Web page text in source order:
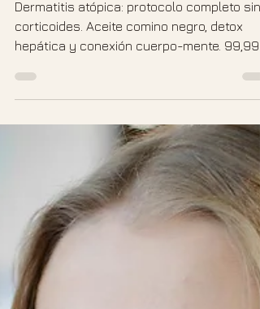
completo para calmar brotes
Dermatitis atópica: protocolo completo sin
hepática y conexión cuerpo-mente.
éxito en 15 años.